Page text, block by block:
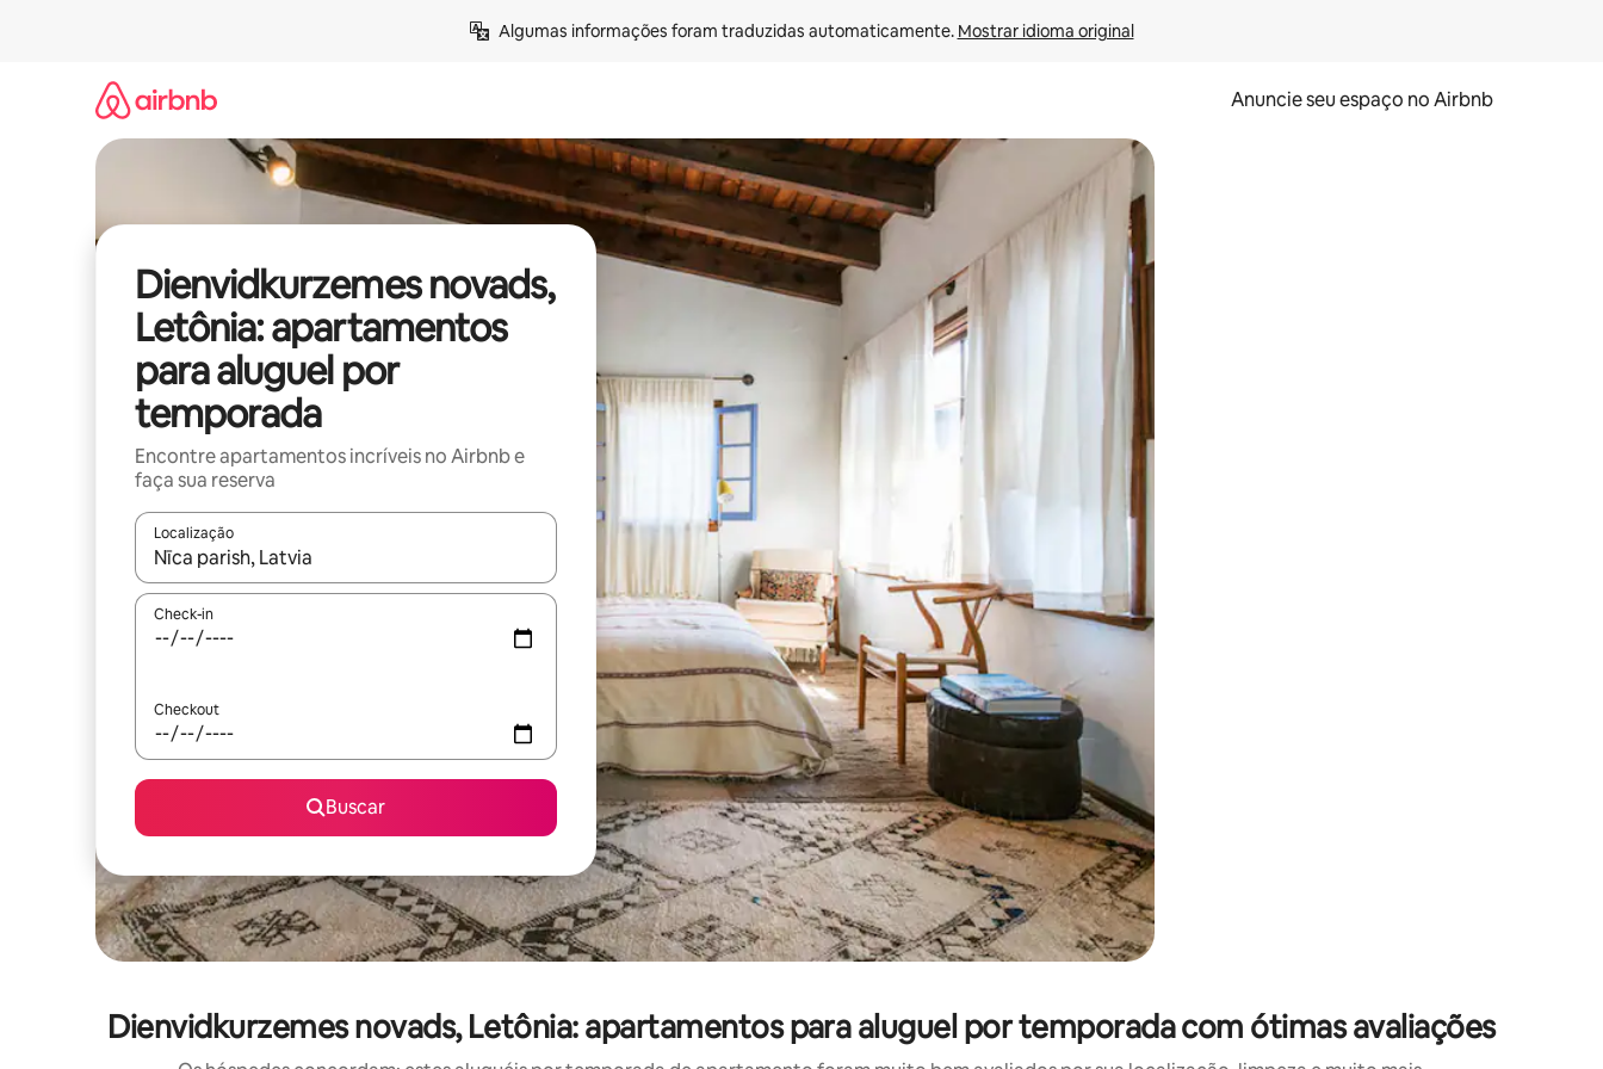
Algumas informações foram traduzidas automaticamente. Mostrar idioma original
Anuncie seu espaço no Airbnb
Dienvidkurzemes novads,
Letônia: apartamentos
para aluguel por
temporada
Encontre apartamentos incríveis no Airbnb e
faça sua reserva
Localização
Quando os resultados estiverem disponíveis, explore-os usando as seta para cima e para baixo do teclado ou tocando e deslizando o dedo na tela.
Check-in
Checkout
Buscar
Dienvidkurzemes novads, Letônia: apartamentos para aluguel por temporada com ótimas avaliações